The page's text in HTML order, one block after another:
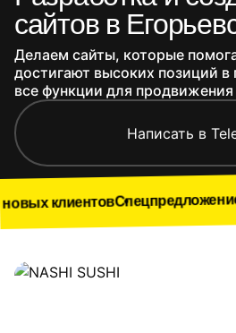
сайтов в
Делаем сайты, которые
достигают высоких позиций в
все функции для продвижения
Написать в
Спецпредложение для
Наши работы